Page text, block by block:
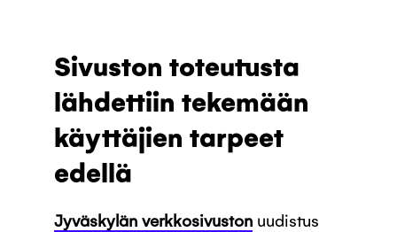
Sivuston toteutusta
lähdettiin tekemään
käyttäjien tarpeet
edellä
Jyväskylän verkkosivustonuudistus